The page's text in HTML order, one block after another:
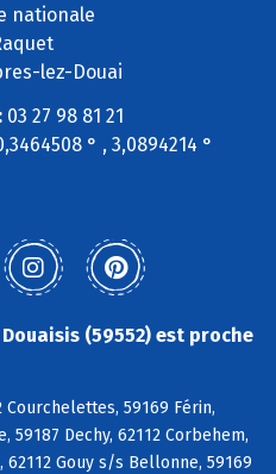
nationale
lez-Douai
03 27 98 81 21
° , 3,0894214 °
(59552) est proche
Courchelettes, 59169 Férin,
59187 Dechy, 62112 Corbehem,
62112 Gouy s/s Bellonne, 59169